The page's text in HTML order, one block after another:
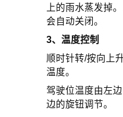
上的雨水蒸发掉
会自动关闭。
3、温度控制
顺时针转/按向上
温度。
驾驶位温度由左
边的旋钮调节。